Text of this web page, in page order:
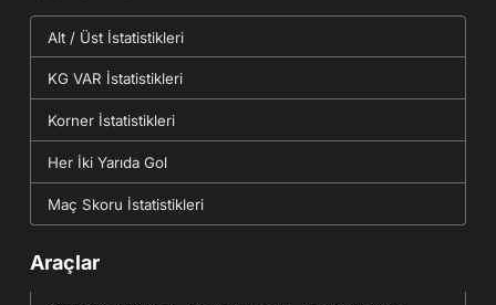
Alt / Üst İstatistikleri
KG VAR İstatistikleri
Korner İstatistikleri
Her İki Yarıda Gol
Maç Skoru İstatistikleri
Araçlar